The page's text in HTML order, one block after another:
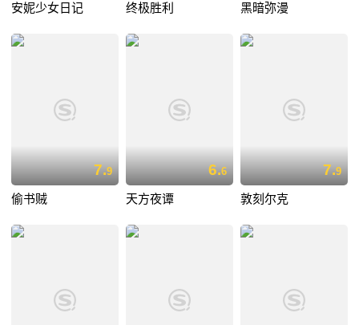
安妮少女日记 终极胜利 黑暗弥漫
7.9
偷书贼
6.6
天方夜谭
7.9
敦刻尔克